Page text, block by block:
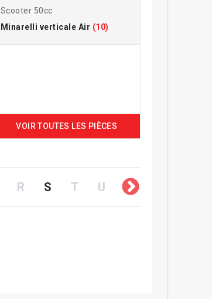
Scooter 50cc
Minarelli verticale Air (10)
VOIR TOUTES LES PIÈCES
R S T U V